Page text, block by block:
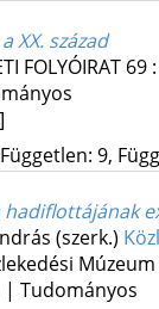
XX. század
FOLYÓIRAT 69
9,
hadiflottájának
(szerk.)
Múzeum
| Tudományos